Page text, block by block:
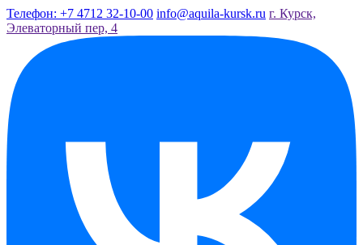
Телефон: +7 4712 32-10-00 info@aquila-kursk.ru г. Курск,
Элеваторный пер, 4